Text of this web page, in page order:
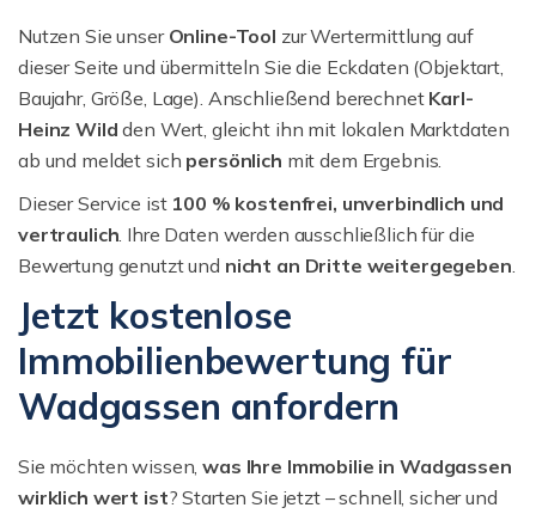
Nutzen Sie unser Online-Tool zur Wertermittlung auf
dieser Seite und übermitteln Sie die Eckdaten (Objektart,
Baujahr, Größe, Lage). Anschließend berechnet Karl-
Heinz Wild den Wert, gleicht ihn mit lokalen Marktdaten
ab und meldet sich persönlich mit dem Ergebnis.
Dieser Service ist 100 % kostenfrei, unverbindlich und
vertraulich. Ihre Daten werden ausschließlich für die
Bewertung genutzt und nicht an Dritte weitergegeben.
Jetzt kostenlose
Immobilienbewertung für
Wadgassen anfordern
Sie möchten wissen,was Ihre Immobilie in Wadgassen
wirklich wert ist? Starten Sie jetzt – schnell, sicher und